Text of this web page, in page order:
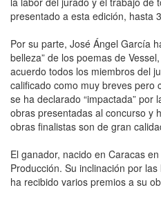
presentado a esta edición, hasta
Por su parte, José Ángel García
belleza” de los poemas de
acuerdo todos los miembros del
calificado como muy breves pero
se ha declarado “impactada” por
obras presentadas al concurso y
obras finalistas son de gran
El ganador, nacido en Caracas
Producción. Su inclinación por
ha recibido varios premios a su